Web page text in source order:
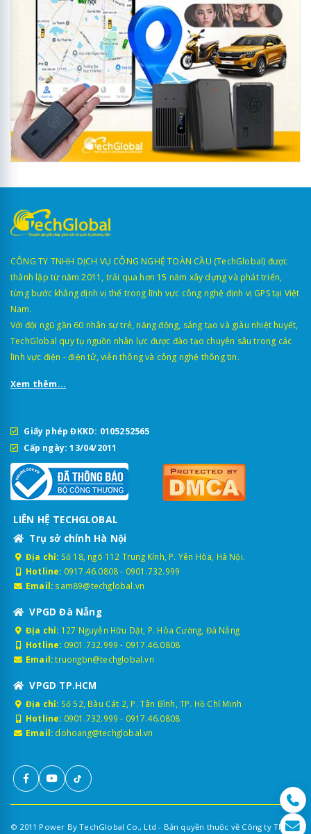
CÔNG TY TNHH DỊCH VỤ CÔNG NGHỆ TOÀN CẦU (TechGlobal) được
thành lập từ năm 2011, trải qua hơn 15 năm xây dựng và phát triển,
từng bước khẳng định vị thế trong lĩnh vực công nghệ định vị GPS tại Việt
Nam.
Với đội ngũ gần 60 nhân sự trẻ, năng động, sáng tạo và giàu nhiệt huyết,
TechGlobal quy tụ nguồn nhân lực được đào tạo chuyên sâu trong các
lĩnh vực điện - điện tử, viễn thông và công nghệ thông tin.
Xem thêm...
Giấy phép ĐKKD: 0105252565
Cấp ngày: 13/04/2011
LIÊN HỆ TECHGLOBAL
Trụ sở chính Hà Nội
Địa chỉ: Số 18, ngõ 112 Trung Kính, P. Yên Hòa, Hà Nội.
Hotline: 0917.46.0808- 0901.732.999
Email: sam89@techglobal.vn
VPGD Đà Nẵng
Địa chỉ: 127 Nguyễn Hữu Dật, P. Hòa Cường, Đà Nẵng
Hotline: 0901.732.999 - 0917.46.0808
Email: truongbn@techglobal.vn
VPGD TP.HCM
Địa chỉ: Số 52, Bàu Cát 2, P. Tân Bình, TP. Hồ Chí Minh
Hotline: 0901.732.999 - 0917.46.0808
Email: dohoang@techglobal.vn
© 2011 Power By TechGlobal Co., Ltd - Bản quyền thuộc về Công ty TNHH